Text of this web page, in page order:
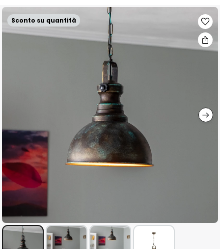
Sconto su quantità
Vai
alla
fine